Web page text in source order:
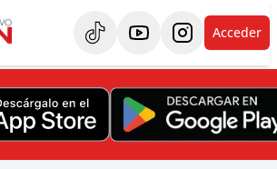
Acceder